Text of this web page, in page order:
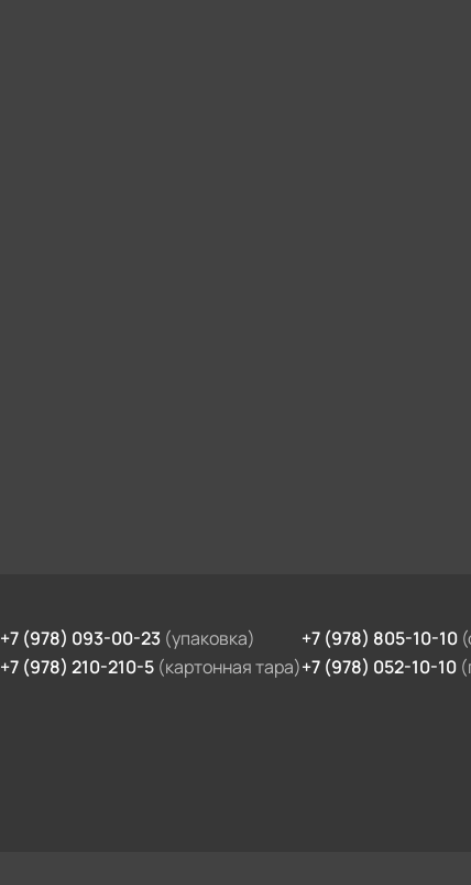
+7 (978) 093-00-23 (упаковка)
+7 (978) 210-210-5 (картонная тара)
+7 (978) 805-10-10
+7 (978) 052-10-10